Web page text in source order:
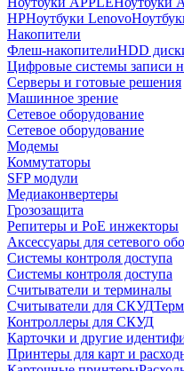
HPНоутбуки Lenovo
Накопители
Флеш-накопителиHDD
Цифровые системы записи
Серверы и готовые решения
Машинное зрение
Сетевое оборудование
Сетевое оборудование
Модемы
Коммутаторы
SFP модули
Медиаконвертеры
Грозозащита
Репитеры и PoE инжекторы
Аксессуары для сетевого
Системы контроля доступа
Системы контроля доступа
Считыватели и терминалы
Считыватели для СКУД
Контроллеры для СКУД
Карточки и другие
Принтеры для карт и